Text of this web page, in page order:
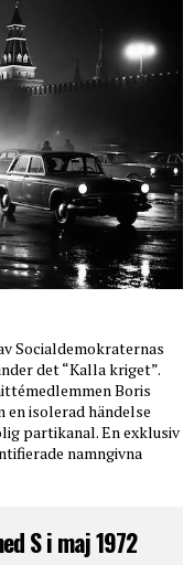
Socialdemokraternas
det “Kalla kriget”.
Boris
en isolerad händelse
partikanal. En exklusiv
namngivna
S i maj 1972